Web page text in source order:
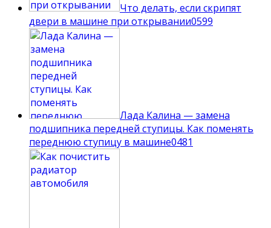
Что делать, если скрипят
двери в машине при открывании0599
Лада Калина — замена
подшипника передней ступицы. Как поменять
переднюю ступицу в машине0481